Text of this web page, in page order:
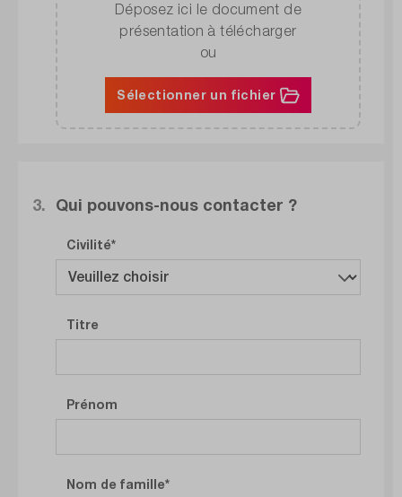
Déposez ici le document de
présentation à télécharger
ou
Sélectionner un fichier
Qui pouvons-nous contacter ?
3.
Civilité
Titre
Prénom
Nom de famille